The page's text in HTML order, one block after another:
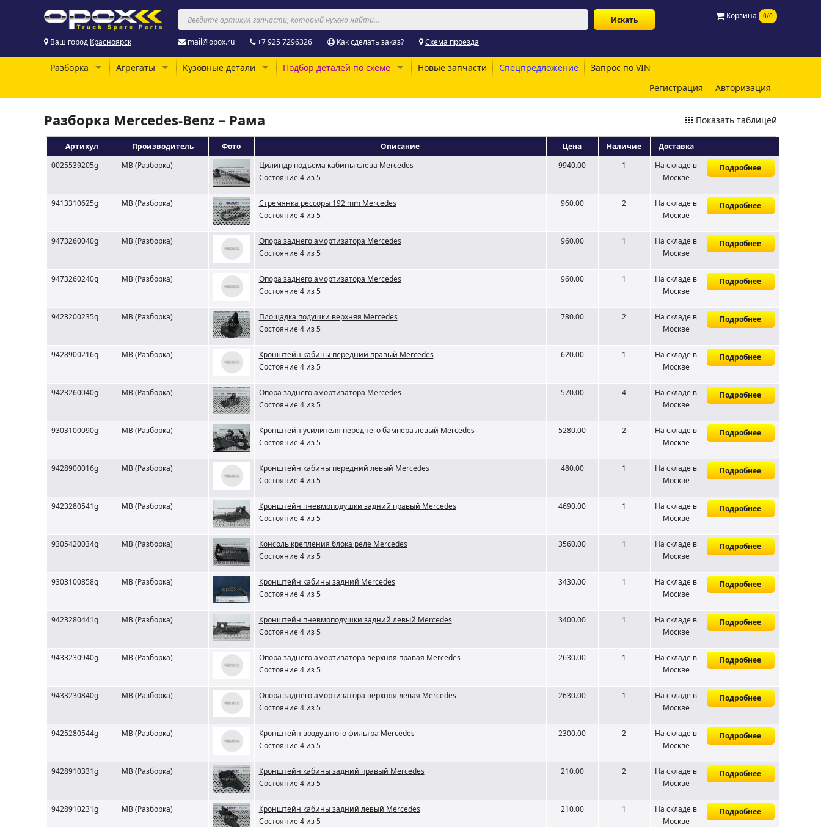
Корзина 0/0
Ваш город Красноярск mail@opox.ru +7 925 7296326 Как сделать заказ? Схема проезда
Разборка Агрегаты Кузовные детали Подбор деталей по схеме Новые запчасти Спецпредложение
Запрос по VIN
Регистрация
Авторизация
Разборка Mercedes-Benz – Рама Показать таблицей
Артикул Производитель Фото Описание Цена Наличие
Доставка
0025539205g
MB (Разборка)
Цилиндр подъема кабины слева Mercedes
Состояние 4 из 5
9940.00 1 На складе в
Москве
Подробнее
9413310625g MB (Разборка)
Стремянка рессоры 192 mm Mercedes
Состояние 4 из 5
960.00 2 На складе в
Москве
Подробнее
9473260040g MB (Разборка)
Опора заднего амортизатора Mercedes
Состояние 4 из 5
960.00 1 На складе в
Москве
Подробнее
9473260240g MB (Разборка)
Опора заднего амортизатора Mercedes
Состояние 4 из 5
960.00 1 На складе в
Москве
Подробнее
9423200235g MB (Разборка)
Площадка подушки верхняя Mercedes
Состояние 4 из 5
780.00 2 На складе в
Москве
Подробнее
9428900216g MB (Разборка)
Кронштейн кабины передний правый Mercedes
Состояние 4 из 5
620.00 1 На складе в
Москве
Подробнее
9423260040g MB (Разборка)
Опора заднего амортизатора Mercedes
Состояние 4 из 5
570.00 4 На складе в
Москве
Подробнее
9303100090g MB (Разборка)
Кронштейн усилителя переднего бампера левый Mercedes
Состояние 4 из 5
5280.00 2 На складе в
Москве
Подробнее
9428900016g MB (Разборка)
Кронштейн кабины передний левый Mercedes
Состояние 4 из 5
480.00 1 На складе в
Москве
Подробнее
9423280541g MB (Разборка)
Кронштейн пневмоподушки задний правый Mercedes
Состояние 4 из 5
4690.00 1 На складе в
Москве
Подробнее
9305420034g MB (Разборка)
Консоль крепления блока реле Mercedes
Состояние 4 из 5
3560.00 1 На складе в
Москве
Подробнее
9303100858g MB (Разборка)
Кронштейн кабины задний Mercedes
Состояние 4 из 5
3430.00 1 На складе в
Москве
Подробнее
9423280441g MB (Разборка)
Кронштейн пневмоподушки задний левый Mercedes
Состояние 4 из 5
3400.00 1 На складе в
Москве
Подробнее
9433230940g MB (Разборка)
Опора заднего амортизатора верхняя правая Mercedes
Состояние 4 из 5
2630.00 1 На складе в
Москве
Подробнее
9433230840g MB (Разборка)
Опора заднего амортизатора верхняя левая Mercedes
Состояние 4 из 5
2630.00 1 На складе в
Москве
Подробнее
9425280544g MB (Разборка)
Кронштейн воздушного фильтра Mercedes
Состояние 4 из 5
2300.00 2 На складе в
Москве
Подробнее
9428910331g MB (Разборка)
Кронштейн кабины задний правый Mercedes
Состояние 4 из 5
210.00 2 На складе в
Москве
Подробнее
9428910231g MB (Разборка)
Кронштейн кабины задний левый Mercedes
Состояние 4 из 5
210.00 1 На складе в
Москве
Подробнее